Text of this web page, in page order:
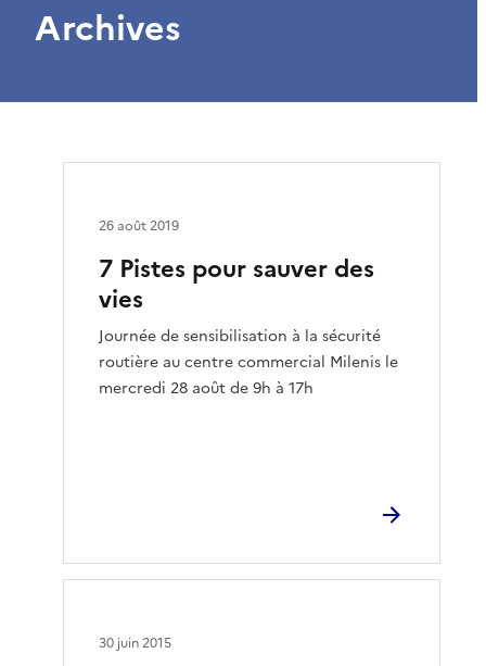
Archives
7 Pistes pour sauver des
vies
Journée de sensibilisation à la sécurité
routière au centre commercial Milenis le
mercredi 28 août de 9h à 17h
26 août 2019
30 juin 2015